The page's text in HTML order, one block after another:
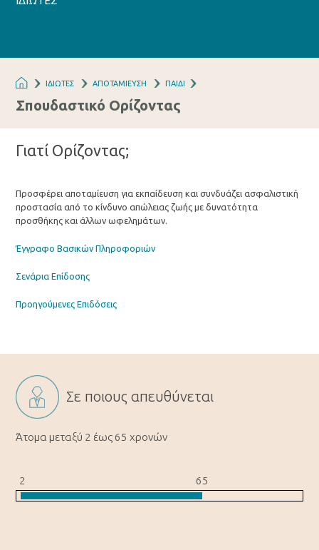
ΙΔΙΩΤΕΣ ΑΠΟΤΑΜΙΕΥΣΗ ΠΑΙΔΙ
Σπουδαστικό Ορίζοντας
Γιατί Ορίζοντας;
Προσφέρει αποταμίευση για εκπαίδευση και συνδυάζει ασφαλιστική
προστασία από το κίνδυνο απώλειας ζωής με δυνατότητα
προσθήκης και άλλων ωφελημάτων.
Έγγραφο Βασικών Πληροφοριών
Σενάρια Επίδοσης
Προηγούμενες Επιδόσεις
Σε ποιους απευθύνεται
Άτομα μεταξύ 2 έως 65 χρονών
2 65